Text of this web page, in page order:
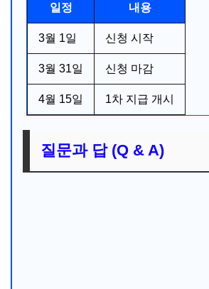
일정 내용
3월 1일 신청 시작
3월 31일 신청 마감
4월 15일 1차 지급 개시
질문과 답 (Q & A)